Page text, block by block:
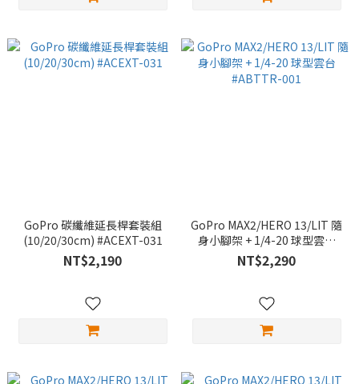
GoPro 碳纖維延長桿套裝組
(10/20/30cm) #ACEXT-031
NT$2,190
GoPro MAX2/HERO 13/LIT 隨
身小腳架 + 1/4-20 球型雲台
#ABTTR-001
NT$2,290